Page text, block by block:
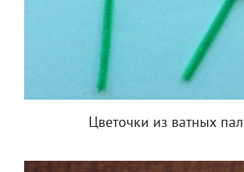
Цветочки из ватных